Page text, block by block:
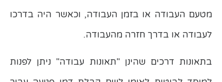
מטעם העבודה או בזמן העבודה, וכאשר היה בדרכו
לעבודה או בדרך חזרה מהעבודה.
בתאונות דרכים שהינן "תאונות עבודה" ניתן לפנות